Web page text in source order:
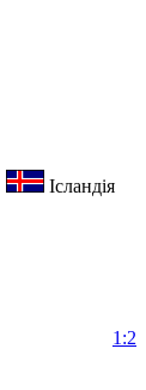
Ісландія
1:2